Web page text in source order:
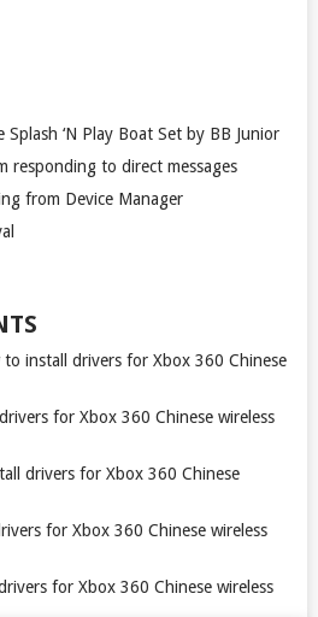
‘N Play Boat Set by BB Junior
responding to direct messages
from Device Manager
to install drivers for Xbox 360 Chinese
for Xbox 360 Chinese wireless
drivers for Xbox 360 Chinese
for Xbox 360 Chinese wireless
for Xbox 360 Chinese wireless